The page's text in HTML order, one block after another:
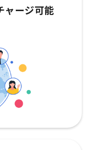
ャージ可能